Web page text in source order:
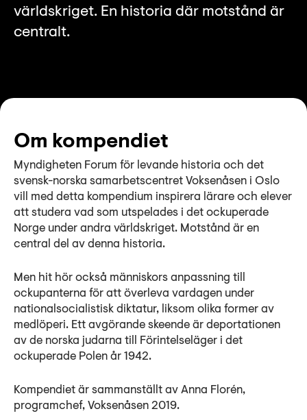
Lyssna
Teckenspråk
världskriget. En historia där motstånd är
centralt.
Om kompendiet
Myndigheten Forum för levande historia och det
svensk-norska samarbetscentret Voksenåsen i Oslo
vill med detta kompendium inspirera lärare och elever
att studera vad som utspelades i det ockuperade
Norge under andra världskriget. Motstånd är en
central del av denna historia.
Men hit hör också människors anpassning till
ockupanterna för att överleva vardagen under
nationalsocialistisk diktatur, liksom olika former av
medlöperi. Ett avgörande skeende är deportationen
av de norska judarna till Förintelseläger i det
ockuperade Polen år 1942.
Kompendiet är sammanställt av Anna Florén,
programchef, Voksenåsen 2019.